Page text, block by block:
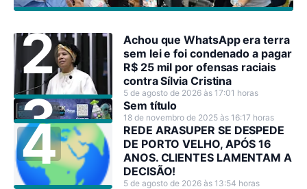
Achou que WhatsApp era terra
sem lei e foi condenado a pagar
R$ 25 mil por ofensas raciais
contra Sílvia Cristina
5 de agosto de 2026 às 17:01 horas
Sem título
18 de novembro de 2025 às 16:17 horas
REDE ARASUPER SE DESPEDE
DE PORTO VELHO, APÓS 16
ANOS. CLIENTES LAMENTAM A
DECISÃO!
5 de agosto de 2026 às 13:54 horas